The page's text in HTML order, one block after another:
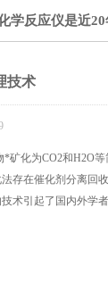
学反应仪是近
技术
矿化为CO2和H2O
存在催化剂分离回
术引起了国内外学者